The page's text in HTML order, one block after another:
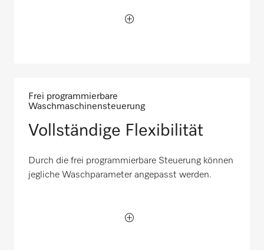
Frei programmierbare
Waschmaschinensteuerung
Vollständige Flexibilität
Durch die frei programmierbare Steuerung können
jegliche Waschparameter angepasst werden.